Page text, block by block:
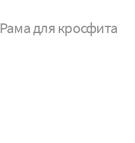
Рама для кросфита